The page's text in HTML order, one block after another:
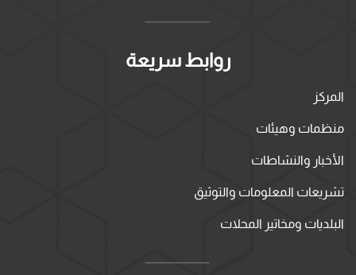
روابط سريعة
المركز
منظمات وهيئات
الأخبار والنشاطات
تشريعات المعلومات والتوثيق
البلديات ومخاتير المحلات